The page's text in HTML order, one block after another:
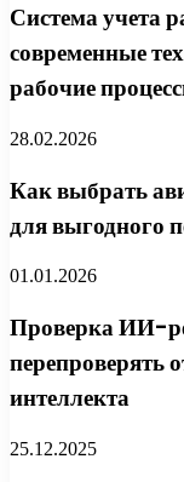
Система учета
современные
рабочие
28.02.2026
Как выбрать
для выгодного
01.01.2026
Проверка ИИ-
перепроверять
интеллекта
25.12.2025